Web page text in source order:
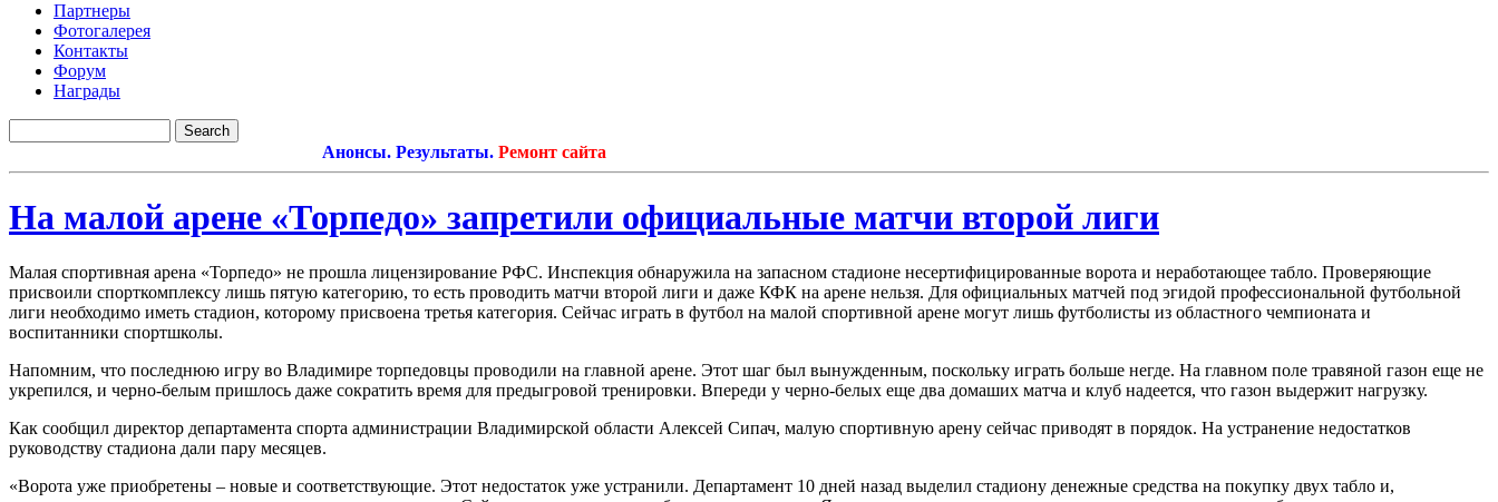
Партнеры
Фотогалерея
Контакты
Форум
Награды
Анонсы. Результаты.Ремонт сайта
На малой арене «Торпедо» запретили официальные матчи второй лиги
Малая спортивная арена «Торпедо» не прошла лицензирование РФС. Инспекция обнаружила на запасном стадионе несертифицированные ворота и неработающее табло. Проверяющие
присвоили спорткомплексу лишь пятую категорию, то есть проводить матчи второй лиги и даже КФК на арене нельзя. Для официальных матчей под эгидой профессиональной футбольной
лиги необходимо иметь стадион, которому присвоена третья категория. Сейчас играть в футбол на малой спортивной арене могут лишь футболисты из областного чемпионата и
воспитанники спортшколы.
Напомним, что последнюю игру во Владимире торпедовцы проводили на главной арене. Этот шаг был вынужденным, поскольку играть больше негде. На главном поле травяной газон еще не
укрепился, и черно-белым пришлось даже сократить время для предыгровой тренировки. Впереди у черно-белых еще два домаших матча и клуб надеется, что газон выдержит нагрузку.
Как сообщил директор департамента спорта администрации Владимирской области Алексей Сипач, малую спортивную арену сейчас приводят в порядок. На устранение недостатков
руководству стадиона дали пару месяцев.
«Ворота уже приобретены – новые и соответствующие. Этот недостаток уже устранили. Департамент 10 дней назад выделил стадиону денежные средства на покупку двух табло и,